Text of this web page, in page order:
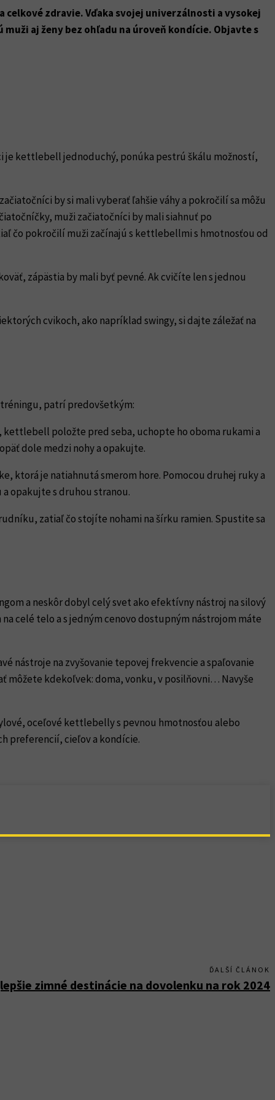
zdravie. Vďaka svojej univerzálnosti a vysokej
aj ženy bez ohľadu na úroveň kondície. Objavte s
je kettlebell jednoduchý, ponúka pestrú škálu možností,
by si mali vyberať ľahšie váhy a pokročilí sa môžu
muži začiatočníci by mali siahnuť po
čo pokročilí muži začínajú s kettlebellmi s hmotnosťou od
zápästia by mali byť pevné. Ak cvičíte len s jednou
cvikoch, ako napríklad swingy, si dajte záležať na
patrí predovšetkým:
kettlebell položte pred seba, uchopte ho oboma rukami a
dole medzi nohy a opakujte.
ktorá je natiahnutá smerom hore. Pomocou druhej ruky a
opakujte s druhou stranou.
zatiaľ čo stojíte nohami na šírku ramien. Spustite sa
a neskôr dobyl celý svet ako efektívny nástroj na silový
celé telo a s jedným cenovo dostupným nástrojom máte
nástroje na zvyšovanie tepovej frekvencie a spaľovanie
môžete kdekoľvek: doma, vonku, v posilňovni… Navyše
oceľové kettlebelly s pevnou hmotnosťou alebo
preferencií, cieľov a kondície.
ĎALŠÍ ČLÁNOK
zimné destinácie na dovolenku na rok 2024